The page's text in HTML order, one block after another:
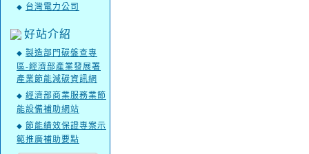
◆ 台灣電力公司
好站介紹
◆ 製造部門碳盤查專
區-經濟部產業發展署
產業節能減碳資訊網
◆ 經濟部商業服務業節
能設備補助網站
◆ 節能績效保證專案示
範推廣補助要點